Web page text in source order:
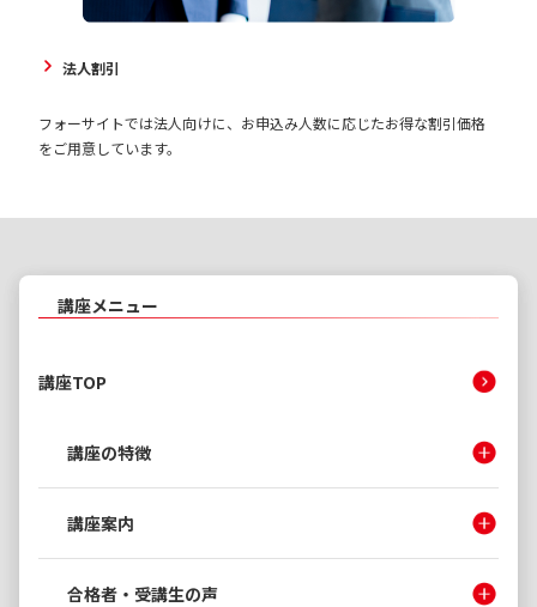
法人割引
フォーサイトでは法人向けに、お申込み人数に応じたお得な割引価格
をご用意しています。
講座メニュー
講座TOP
講座の特徴
講座案内
合格者・受講生の声